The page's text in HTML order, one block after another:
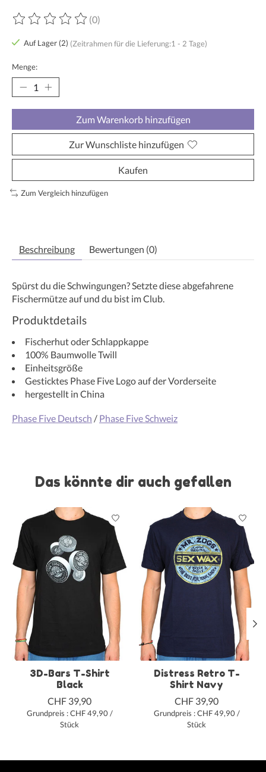
Die Bewertung dieses Produkts ist
(0)
Auf Lager (2) (Zeitrahmen für die Lieferung:1 - 2 Tage)
Menge:
Zum Warenkorb hinzufügen
Zur Wunschliste hinzufügen
Kaufen
Zum Vergleich hinzufügen
Beschreibung Bewertungen (0)
Spürst du die Schwingungen? Setzte diese abgefahrene
Fischermütze auf und du bist im Club.
Produktdetails
Fischerhut oder Schlappkappe
100% Baumwolle Twill
Einheitsgröße
Gesticktes Phase Five Logo auf der Vorderseite
hergestellt in China
Phase Five Deutsch / Phase Five Schweiz
Das könnte dir auch gefallen
Produkt-Karussell-Artikel
3D-Bars T-Shirt
Black
CHF 39,90
Grundpreis : CHF 49,90 /
Stück
Distress Retro T-
Shirt Navy
CHF 39,90
Grundpreis : CHF 49,90 /
Stück